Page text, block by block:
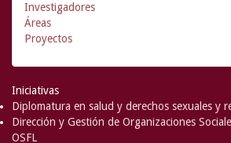
Investigadores
Áreas
Proyectos
Iniciativas
Diplomatura en salud y derechos sexuales y
Dirección y Gestión de Organizaciones
OSFL